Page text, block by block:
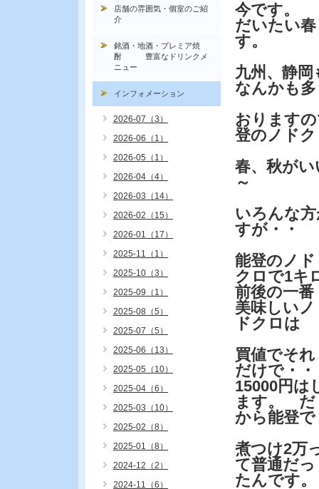
今です。
だいたい
す。
九州、静
なんかも
おります
登のノド
春、秋が
～
いろんな
すが・・
能登のノド
クロで1キ
前後の一番
美味しいノ
ドクロは
買値でそれ
だけで・・
15000円は
ます。 だ
から能登で
煮つけ2万
て普通だっ
たんです。
店舗の雰囲気・個室のご紹
介
銘酒・地酒・プレミア焼
酎 豊富なドリンクメ
ニュー
インフォメーション
2026-07（3）
2026-06（1）
2026-05（1）
2026-04（4）
2026-03（14）
2026-02（15）
2026-01（17）
2025-11（1）
2025-10（3）
2025-09（1）
2025-08（5）
2025-07（5）
2025-06（13）
2025-05（10）
2025-04（6）
2025-03（10）
2025-02（8）
2025-01（8）
2024-12（2）
2024-11（6）